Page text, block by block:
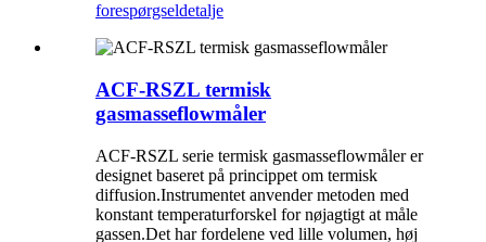
forespørgseldetalje
ACF-RSZL termisk
gasmasseflowmåler
ACF-RSZL serie termisk gasmasseflowmåler er
designet baseret på princippet om termisk
diffusion.Instrumentet anvender metoden med
konstant temperaturforskel for nøjagtigt at måle
gassen.Det har fordelene ved lille volumen, høj